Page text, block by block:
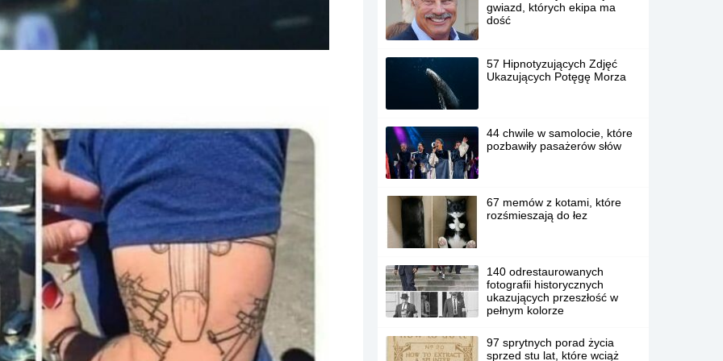
gwiazd, których ekipa ma
dość
57 Hipnotyzujących Zdjęć
Ukazujących Potęgę Morza
44 chwile w samolocie, które
pozbawiły pasażerów słów
67 memów z kotami, które
rozśmieszają do łez
140 odrestaurowanych
fotografii historycznych
ukazujących przeszłość w
pełnym kolorze
97 sprytnych porad życia
sprzed stu lat, które wciąż